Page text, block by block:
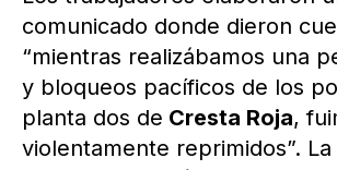
comunicado donde dieron
“mientras realizábamos una
y bloqueos pacíficos de los
planta dos de Cresta Roja,
violentamente reprimidos”.